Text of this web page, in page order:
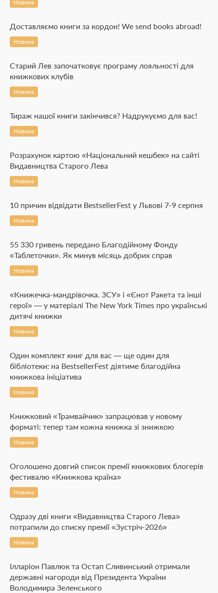
Новина
Доставляємо книги за кордон! We send books abroad!
Новина
Старий Лев започатковує програму лояльності для
книжкових клубів
Новина
Тираж нашої книги закінчився? Надрукуємо для вас!
Новина
Розрахунок картою «Національний кешбек» на сайті
Видавництва Старого Лева
Новина
10 причин відвідати BestsellerFest у Львові 7-9 серпня
Новина
55 330 гривень передано Благодійному Фонду
«Таблеточки». Як минув місяць добрих справ
Новина
«Книжечка-мандрівочка. ЗСУ» і «Єнот Ракета та інші
герої» — у матеріалі The New York Times про українські
дитячі книжки
Новина
Один комплект книг для вас — ще один для
бібліотеки: на BestsellerFest діятиме благодійна
книжкова ініціатива
Новина
Книжковий «Трамвайчик» запрацював у новому
форматі: тепер там кожна книжка зі знижкою
Новина
Оголошено довгий список премії книжкових блогерів
фестивалю «Книжкова країна»
Новина
Одразу дві книги «Видавництва Старого Лева»
потрапили до списку премії «Зустріч-2026»
Новина
Ілларіон Павлюк та Остап Сливинський отримали
державні нагороди від Президента України
Володимира Зеленського